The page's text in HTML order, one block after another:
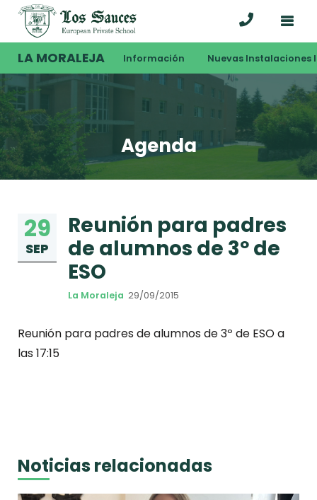
LA MORALEJA Información Nuevas Instalaciones
Agenda
29
SEP
Reunión para padres
de alumnos de 3º de
ESO
La Moraleja 29/09/2015
Reunión para padres de alumnos de 3º de ESO a
las 17:15
Noticias relacionadas